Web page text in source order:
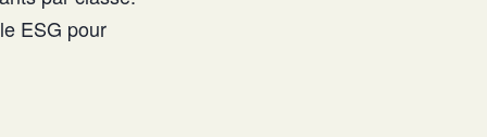
ESG pour